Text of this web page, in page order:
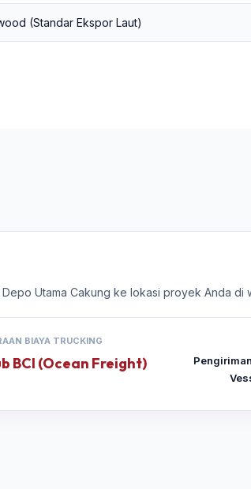
(Standar Ekspor Laut)
Utama Cakung ke lokasi proyek Anda di
BIAYA TRUCKING
BCI (Ocean Freight)